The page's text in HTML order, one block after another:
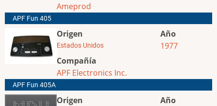
Ameprod
APF Fun 405
Origen
Estados Unidos
Compañía
APF Electronics Inc.
Año
1977
APF Fun 405A
Origen
Año